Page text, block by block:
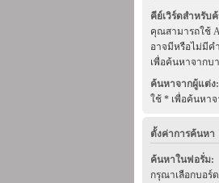
คีย์เวิร์ดสำหรับ
คุณสามารถใช้
อาจมีหรือไม่มีค
เพื่อค้นหาจากบ
ค้นหาจากผู้แต่ง
ใช้ * เพื่อค้นหา
ตั้งค่าการค้นหา
ค้นหาในฟอรั่ม:
กรุณาเลือกบอร์